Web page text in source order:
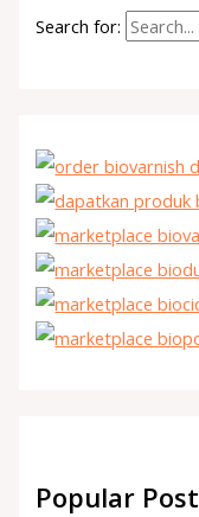
Search for:
Popular Post